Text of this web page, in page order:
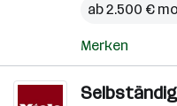
ab 2.500 €
Merken